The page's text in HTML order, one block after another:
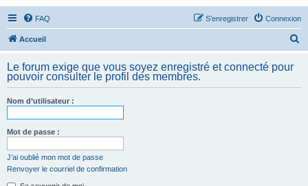
FAQ Connexion
S’enregistrer
Accueil
h
Le forum exige que vous soyez enregistré et connecté pour
pouvoir consulter le profil des membres.
Nom d’utilisateur :
Mot de passe :
J’ai oublié mon mot de passe
Renvoyer le courriel de confirmation